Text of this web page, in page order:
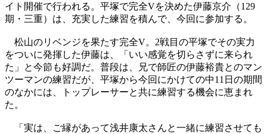
イト開催で行われる。平塚で完全Vを決めた伊藤京介（129
期・三重）は、充実した練習を積んで、今回に参加する。
松山のリベンジを果たす完全V。2戦目の平塚でその実力
をついに発揮した伊藤は、「いい感覚を切らさずに来られ
た」と今節も好調だ。普段は、兄で師匠の伊藤裕貴とのマン
ツーマンの練習だが、平塚から今回にかけての中11日の期間
のなかには、トップレーサーと共に練習する機会に恵まれ
た。
「実は、ご縁があって浅井康太さんと一緒に練習させても